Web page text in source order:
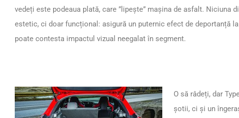
vedeți este podeaua plată, care ”lipește” mașina de asfalt. Niciuna
estetic, ci doar funcțional: asigură un puternic efect de deportanță
poate contesta impactul vizual neegalat în segment.
O să râdeți, dar
șotii, ci și un